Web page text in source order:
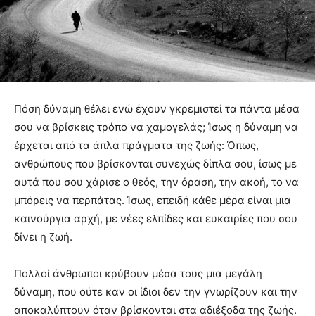
Πόση δύναμη θέλει ενώ έχουν γκρεμιστεί τα πάντα μέσα
σου να βρίσκεις τρόπο να χαμογελάς; Ίσως η δύναμη να
έρχεται από τα άπλα πράγματα της ζωής: Όπως,
ανθρώπους που βρίσκονται συνεχώς δίπλα σου, ίσως με
αυτά που σου χάρισε ο θεός, την όραση, την ακοή, το να
μπόρεις να περπάτας. Ίσως, επειδή κάθε μέρα είναι μια
καινούργια αρχή, με νέες ελπίδες και ευκαιρίες που σου
δίνει η ζωή.
Πολλοί άνθρωποι κρύβουν μέσα τους μια μεγάλη
δύναμη, που ούτε καν οι ίδιοι δεν την γνωρίζουν και την
αποκαλύπτουν όταν βρίσκονται στα αδιέξοδα της ζωής.